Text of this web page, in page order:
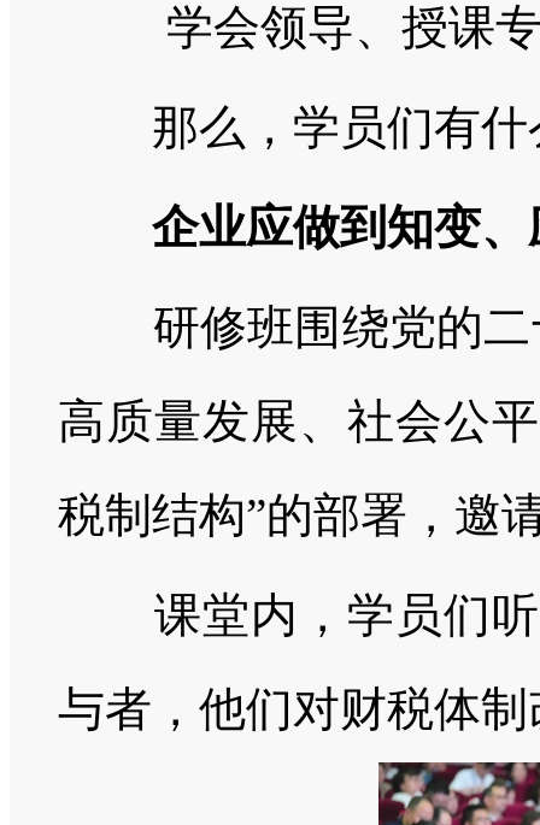
学会领导、授课
那么，学员们有什
企业应做到知变
研修班围绕党的二
高质量发展、社会公
税制结构”的部署，邀
课堂内，学员们听
与者，他们对财税体